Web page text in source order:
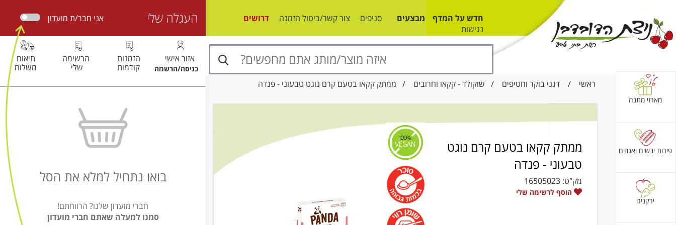
חדש על המדף מבצעים סניפים צור קשר/ביטול הזמנה
דרושים
נגישות
ראשי / דגני בוקר וחטיפים / שוקולד - קקאו וחרובים / ממתק קקאו בטעם קרם נוגט טבעוני - פנדה
מארזי מתנה
פירות יבשים ואגוזים
ירקניה
ממתק קקאו בטעם קרם נוגט
טבעוני - פנדה
מק"ט: 16505023
הוסף לרשימה שלי